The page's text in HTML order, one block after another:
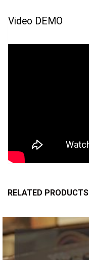
Video DEMO
RELATED PRODUCTS